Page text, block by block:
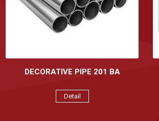
DECORATIVE PIPE 201 BA
Detail